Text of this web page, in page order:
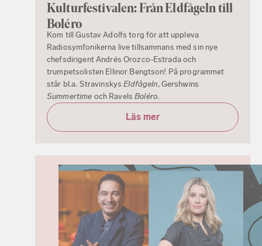
Kulturfestivalen: Från Eldfågeln till
Boléro
Kom till Gustav Adolfs torg för att uppleva
Radiosymfonikerna live tillsammans med sin nye
chefsdirigent Andrés Orozco-Estrada och
trumpetsolisten Ellinor Bengtson! På programmet
står bl.a. StravinskysEldfågeln, Gershwins
Summertime och RavelsBoléro.
Läs mer